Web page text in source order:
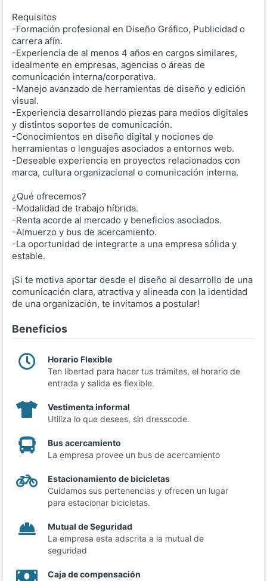
Requisitos
-Formación profesional en Diseño Gráfico, Publicidad o
carrera afín.
-Experiencia de al menos 4 años en cargos similares,
idealmente en empresas, agencias o áreas de
comunicación interna/corporativa.
-Manejo avanzado de herramientas de diseño y edición
visual.
-Experiencia desarrollando piezas para medios digitales
y distintos soportes de comunicación.
-Conocimientos en diseño digital y nociones de
herramientas o lenguajes asociados a entornos web.
-Deseable experiencia en proyectos relacionados con
marca, cultura organizacional o comunicación interna.
¿Qué ofrecemos?
-Modalidad de trabajo híbrida.
-Renta acorde al mercado y beneficios asociados.
-Almuerzo y bus de acercamiento.
-La oportunidad de integrarte a una empresa sólida y
estable.
¡Si te motiva aportar desde el diseño al desarrollo de una
comunicación clara, atractiva y alineada con la identidad
de una organización, te invitamos a postular!
Beneficios
Horario Flexible
Ten libertad para hacer tus trámites, el horario de
entrada y salida es flexible.
Vestimenta informal
Utiliza lo que desees, sin dresscode.
Bus acercamiento
La empresa provee un bus de acercamiento
Estacionamiento de bicicletas
Cuidamos sus pertenencias y ofrecen un lugar
para estacionar bicicletas.
Mutual de Seguridad
La empresa esta adscrita a la mutual de
seguridad
Caja de compensación